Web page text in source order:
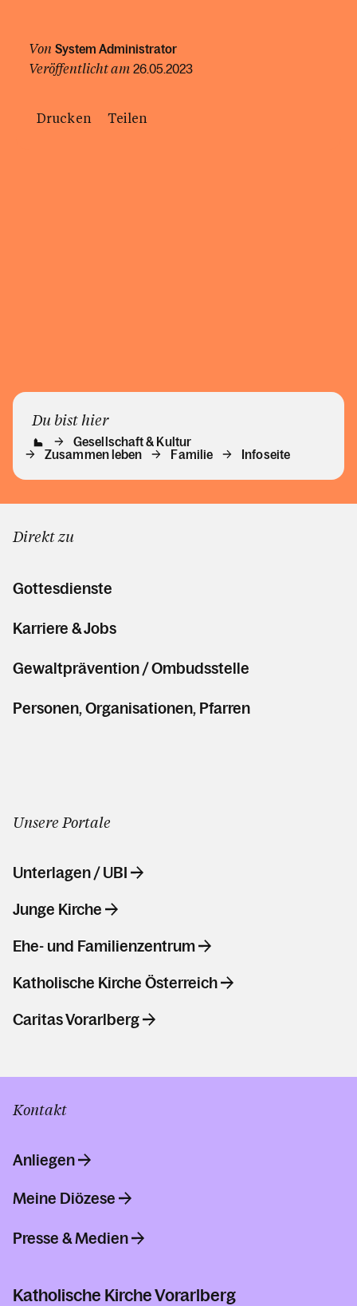
Von System Administrator
Veröffentlicht am 26.05.2023
Drucken Teilen
Du bist hier
Gesellschaft & Kultur
Zusammen leben
Familie Infoseite
Direkt zu
Gottesdienste
Karriere & Jobs
Gewaltprävention / Ombudsstelle
Personen, Organisationen, Pfarren
Unsere Portale
Unterlagen / UBI
Junge Kirche
Ehe- und Familienzentrum
Katholische Kirche Österreich
Caritas Vorarlberg
Kontakt
Anliegen
Meine Diözese
Presse & Medien
Katholische Kirche Vorarlberg